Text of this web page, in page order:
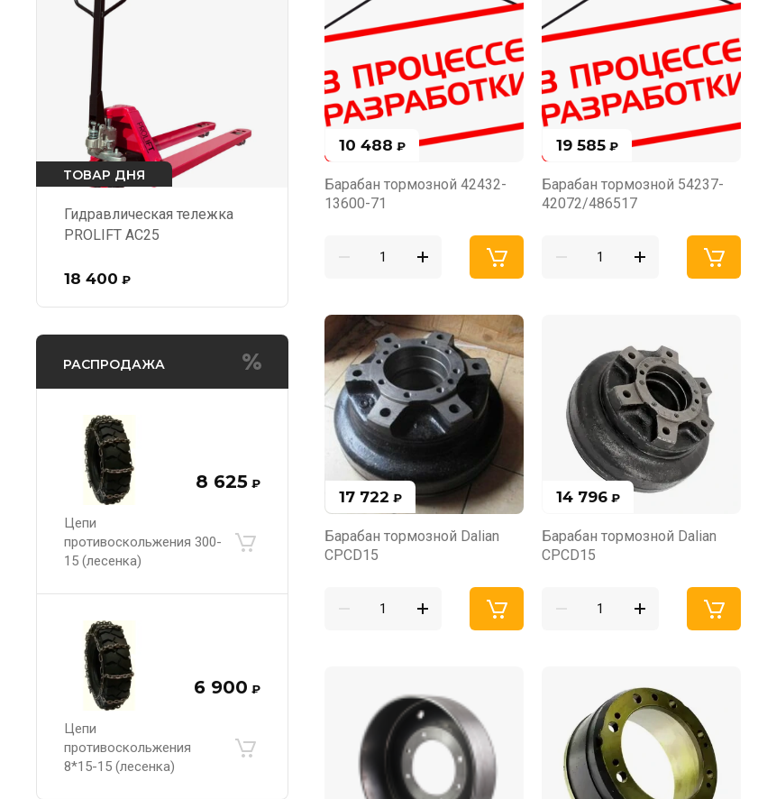
ТОВАР ДНЯ
Гидравлическая тележка
PROLIFT AC25
18 400 ₽
РАСПРОДАЖА
8 625 ₽
Цепи
противоскольжения 300-
15 (лесенка)
6 900 ₽
Цепи
противоскольжения
8*15-15 (лесенка)
10 488 ₽
Барабан тормозной 42432-
13600-71
19 585 ₽
Барабан тормозной 54237-
42072/486517
17 722 ₽
Барабан тормозной Dalian
CPCD15
14 796 ₽
Барабан тормозной Dalian
CPCD15